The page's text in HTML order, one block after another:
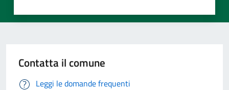
Contatta il comune
Leggi le domande frequenti